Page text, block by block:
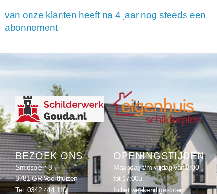
van onze klanten heeft na 4 jaar nog steeds een
abonnement
BEZOEK ONS
Smidsplein 3
3781 GR Voorthuizen
Tel:0342 444 110
OPENINGSTIJDEN
Maandag t/m vrijdag van 8:00
tot 17:00u
In het weekend gesloten.